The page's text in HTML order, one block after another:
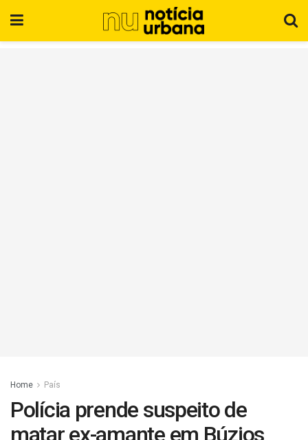
Home País
Polícia prende suspeito de
matar ex-amante em Búzios